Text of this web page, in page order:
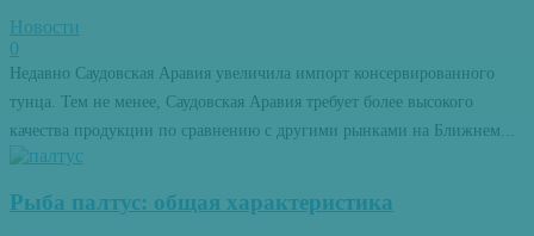
Новости
0
Недавно Саудовская Аравия увеличила импорт консервированного
тунца. Тем не менее, Саудовская Аравия требует более высокого
качества продукции по сравнению с другими рынками на Ближнем...
Рыба палтус: общая характеристика